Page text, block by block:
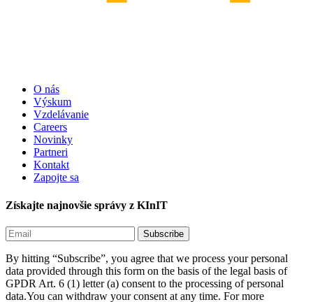
O nás
Výskum
Vzdelávanie
Careers
Novinky
Partneri
Kontakt
Zapojte sa
Získajte najnovšie správy z KInIT
By hitting “Subscribe”, you agree that we process your personal
data provided through this form on the basis of the legal basis of
GPDR Art. 6 (1) letter (a) consent to the processing of personal
data.You can withdraw your consent at any time. For more